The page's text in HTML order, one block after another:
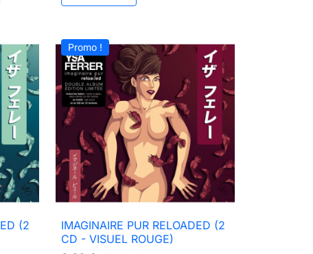
au panier
(2
Promo !
 Aperçu rapide
IMAGINAIRE PUR RELOADED (2
CD - VISUEL ROUGE)